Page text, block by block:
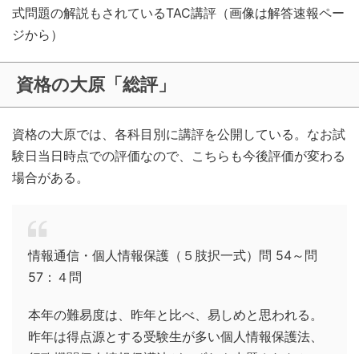
式問題の解説もされているTAC講評（画像は解答速報ペー
ジから）
資格の大原「総評」
資格の大原では、各科目別に講評を公開している。なお試
験日当日時点での評価なので、こちらも今後評価が変わる
場合がある。
情報通信・個人情報保護（５肢択一式）問 54～問
57：４問
本年の難易度は、昨年と比べ、易しめと思われる。
昨年は得点源とする受験生が多い個人情報保護法、